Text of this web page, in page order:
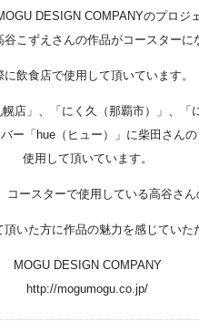
art center syu
南関東・甲信障害者
アートサポートセンター
社会福祉法人みぬま福祉会
DESIGN COMPANYのプロジ
こずえさんの作品がコースターに
に飲食店で使用して頂いています。
店」、「にく久（那覇市）」、「
ー「hue（ヒュー）」に柴田さん
使用して頂いています。
ースターで使用している高谷さ
いた方に作品の魅力を感じていた
MOGU DESIGN COMPANY
http://mogumogu.co.jp/